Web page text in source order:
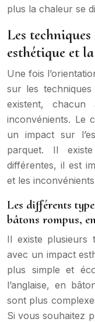
plus la chaleur se
Les techniques
esthétique et
Une fois
sur les
existent,
inconvénients. Le
un impact sur
parquet. Il
différentes, il est
et les
Les différents
bâtons rompus,
Il existe plusieurs
avec un impact
plus simple et
l’anglaise, en
sont plus
Si vous souhaitez